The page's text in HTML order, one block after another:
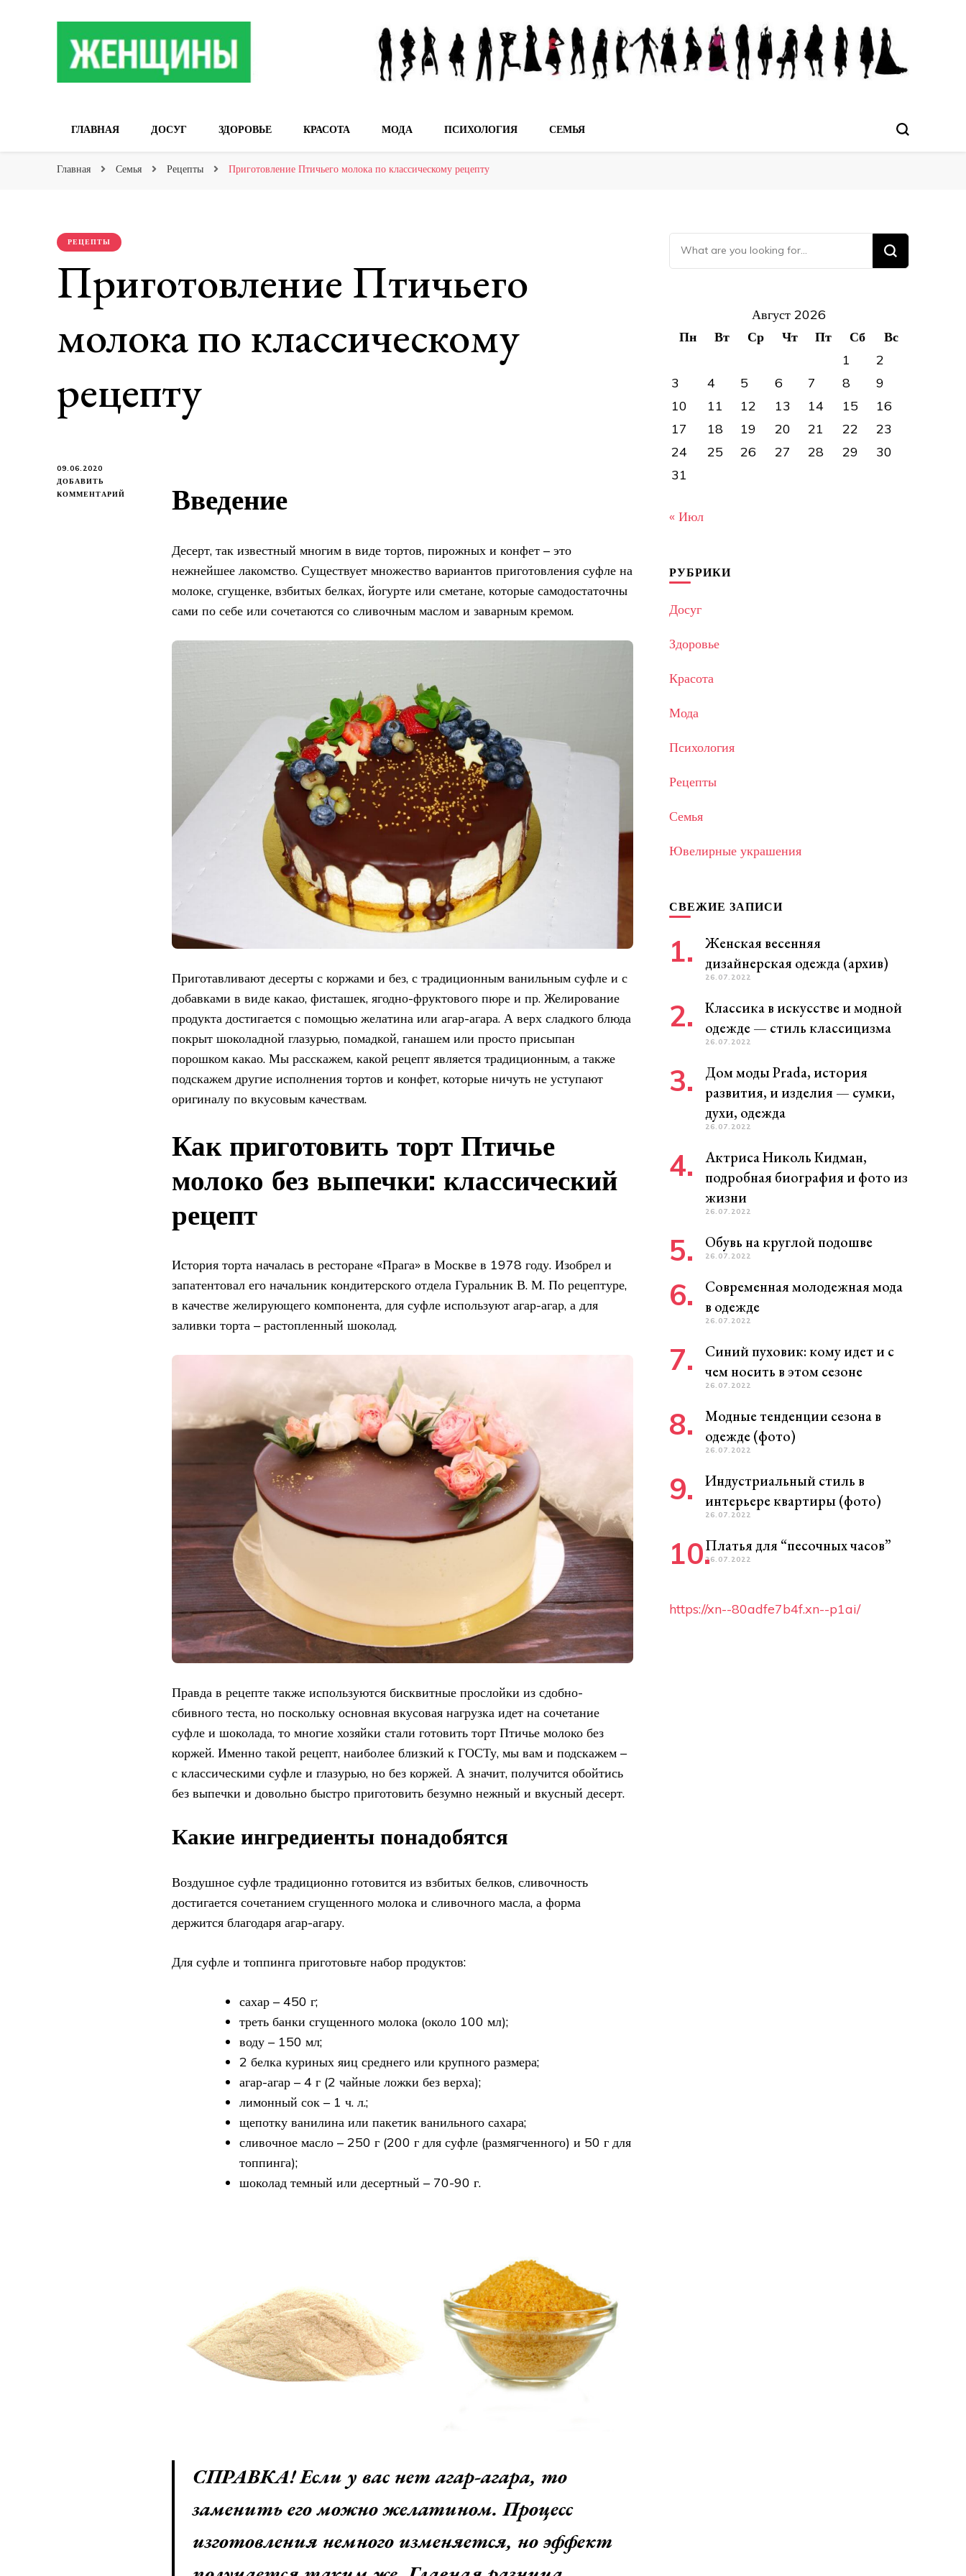
ГЛАВНАЯ ДОСУГ ЗДОРОВЬЕ КРАСОТА МОДА ПСИХОЛОГИЯ СЕМЬЯ
Главная Семья Рецепты Приготовление Птичьего молока по классическому рецепту
РЕЦЕПТЫ
Приготовление Птичьего
молока по классическому
рецепту
09.06.2020
ДОБАВИТЬ
КОММЕНТАРИЙ
КЛАССИЧЕСКОМУ
Введение
Десерт, так известный многим в виде тортов, пирожных и конфет – это
нежнейшее лакомство. Существует множество вариантов приготовления суфле на
молоке, сгущенке, взбитых белках, йогурте или сметане, которые самодостаточны
сами по себе или сочетаются со сливочным маслом и заварным кремом.
Приготавливают десерты с коржами и без, с традиционным ванильным суфле и с
добавками в виде какао, фисташек, ягодно-фруктового пюре и пр. Желирование
продукта достигается с помощью желатина или агар-агара. А верх сладкого блюда
покрыт шоколадной глазурью, помадкой, ганашем или просто присыпан
порошком какао. Мы расскажем, какой рецепт является традиционным, а также
подскажем другие исполнения тортов и конфет, которые ничуть не уступают
оригиналу по вкусовым качествам.
Как приготовить торт Птичье
молоко без выпечки: классический
рецепт
История торта началась в ресторане «Прага» в Москве в 1978 году. Изобрел и
запатентовал его начальник кондитерского отдела Гуральник В. М. По рецептуре,
в качестве желирующего компонента, для суфле используют агар-агар, а для
заливки торта – растопленный шоколад.
Правда в рецепте также используются бисквитные прослойки из сдобно-
сбивного теста, но поскольку основная вкусовая нагрузка идет на сочетание
суфле и шоколада, то многие хозяйки стали готовить торт Птичье молоко без
коржей. Именно такой рецепт, наиболее близкий к ГОСТу, мы вам и подскажем –
с классическими суфле и глазурью, но без коржей. А значит, получится обойтись
без выпечки и довольно быстро приготовить безумно нежный и вкусный десерт.
Какие ингредиенты понадобятся
Воздушное суфле традиционно готовится из взбитых белков, сливочность
достигается сочетанием сгущенного молока и сливочного масла, а форма
держится благодаря агар-агару.
Для суфле и топпинга приготовьте набор продуктов:
сахар – 450 г;
треть банки сгущенного молока (около 100 мл);
воду – 150 мл;
2 белка куриных яиц среднего или крупного размера;
агар-агар – 4 г (2 чайные ложки без верха);
лимонный сок – 1 ч. л.;
щепотку ванилина или пакетик ванильного сахара;
сливочное масло – 250 г (200 г для суфле (размягченного) и 50 г для
топпинга);
шоколад темный или десертный – 70-90 г.
СПРАВКА! Если у вас нет агар-агара, то
заменить его можно желатином. Процесс
изготовления немного изменяется, но эффект
Ищите что-то?
Август 2026
Пн
Вт Ср Чт Пт Сб
Вс
1
2
3
4 5 6 7 8
9
10
11 12 13 14 15
16
17
18 19 20 21 22
23
24
25 26 27 28 29
30
31
« Июл
РУБРИКИ
Досуг
Здоровье
Красота
Мода
Психология
Рецепты
Семья
Ювелирные украшения
СВЕЖИЕ ЗАПИСИ
Женская весенняя
дизайнерская одежда (архив)
26.07.2022
Классика в искусстве и модной
одежде — стиль классицизма
26.07.2022
Дом моды Prada, история
развития, и изделия — сумки,
духи, одежда
26.07.2022
Актриса Николь Кидман,
подробная биография и фото из
жизни
26.07.2022
Обувь на круглой подошве
26.07.2022
Современная молодежная мода
в одежде
26.07.2022
Синий пуховик: кому идет и с
чем носить в этом сезоне
26.07.2022
Модные тенденции сезона в
одежде (фото)
26.07.2022
Индустриальный стиль в
интерьере квартиры (фото)
26.07.2022
Платья для “песочных часов”
26.07.2022
https://xn--80adfe7b4f.xn--p1ai/